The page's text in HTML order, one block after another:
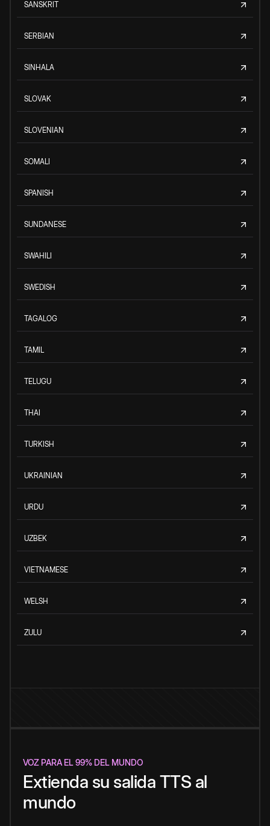
SANSKRIT
SERBIAN
SINHALA
SLOVAK
SLOVENIAN
SOMALI
SPANISH
SUNDANESE
SWAHILI
SWEDISH
TAGALOG
TAMIL
TELUGU
THAI
TURKISH
UKRAINIAN
URDU
UZBEK
VIETNAMESE
WELSH
ZULU
VOZ PARA EL 99% DEL MUNDO
Extienda su salida TTS al
mundo